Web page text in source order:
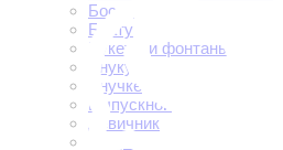
Боссу
Брату
Букеты и фонтаны
Внуку
Внучке
Выпускной
Девичник